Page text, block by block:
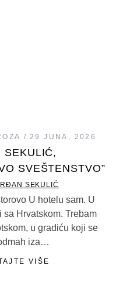
29 JUNA, 2026
SEKULIĆ,
SVEŠTENSTVO”
SEKULIĆ
U hotelu sam. U
sa Hrvatskom. Trebam
u gradiću koji se
iza…
VIŠE